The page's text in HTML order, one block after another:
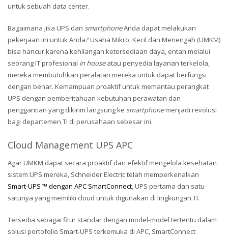
untuk sebuah data center.
Bagaimana jika UPS dan smartphoneAnda dapat melakukan
pekerjaan ini untuk Anda? Usaha Mikro, Kecil dan Menengah (UMKM)
bisa hancur karena kehilangan ketersediaan daya, entah melalui
seorang IT profesional in houseatau penyedia layanan terkelola,
mereka membutuhkan peralatan mereka untuk dapat berfungsi
dengan benar. Kemampuan proaktif untuk memantau perangkat
UPS dengan pemberitahuan kebutuhan perawatan dan
penggantian yang dikirim langsung ke smartphonemenjadi revolusi
bagi departemen TI di perusahaan sebesar ini.
Cloud Management UPS APC
Agar UMKM dapat secara proaktif dan efektif mengelola kesehatan
sistem UPS mereka, Schneider Electric telah memperkenalkan
Smart-UPS ™ dengan APC SmartConnect, UPS pertama dan satu-
satunya yang memiliki cloud untuk digunakan di lingkungan TI.
Tersedia sebagai fitur standar dengan model-model tertentu dalam
solusi portofolio Smart-UPS terkemuka di APC, SmartConnect